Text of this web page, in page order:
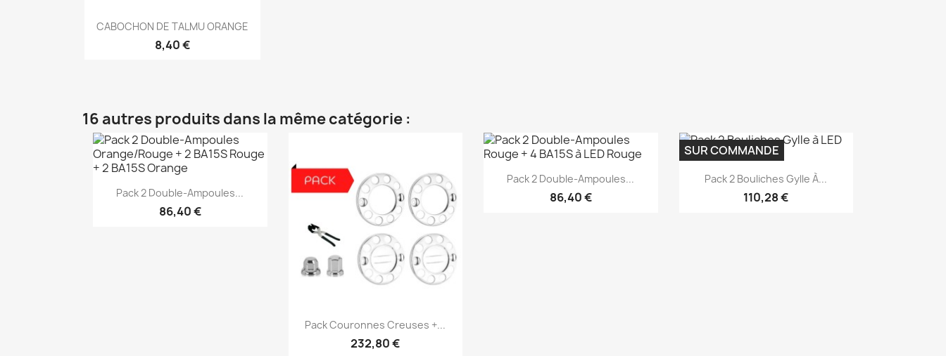
Aperçu rapide
CABOCHON DE TALMU ORANGE
8,40 €
16 autres produits dans la même catégorie :
Aperçu rapide
Pack 2 Double-Ampoules...
86,40 €
Aperçu rapide
Pack Couronnes Creuses +...
232,80 €
Aperçu rapide
Pack 2 Double-Ampoules...
86,40 €
Aperçu rapide
Pack 2 Bouliches Gylle À...
110,28 €
SUR COMMANDE